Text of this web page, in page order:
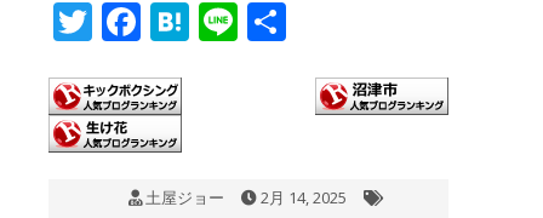
T
tt
er
F
e
b
o
H Li
土屋ジョー
2月 14, 2025